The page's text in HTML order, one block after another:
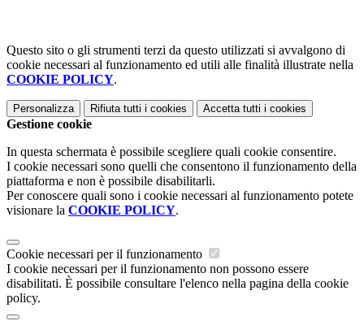
Questo sito o gli strumenti terzi da questo utilizzati si avvalgono di
cookie necessari al funzionamento ed utili alle finalità illustrate nella
COOKIE POLICY.
Personalizza Rifiuta tutti i cookies Accetta tutti i cookies
Gestione cookie
In questa schermata è possibile scegliere quali cookie consentire.
I cookie necessari sono quelli che consentono il funzionamento della
piattaforma e non è possibile disabilitarli.
Per conoscere quali sono i cookie necessari al funzionamento potete
visionare la COOKIE POLICY.
Cookie necessari per il funzionamento
I cookie necessari per il funzionamento non possono essere
disabilitati. È possibile consultare l'elenco nella pagina della cookie
policy.